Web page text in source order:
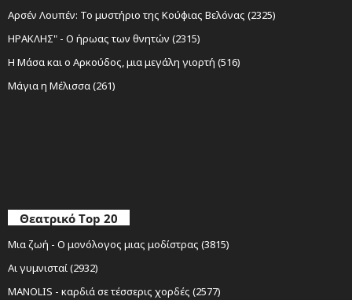
Αρσέν Λουπέν: Το μυστήριο της Κούφιας Βελόνας (2325)
ΗΡΑΚΛΗΣ" - Ο ήρωας των θνητών (2315)
Η Μάσα και ο Αρκούδος, μια μεγάλη γιορτή (516)
Μάγια η Μέλισσα (261)
Θεατρικό Top 20
Μια ζωή - Ο μονόλογος μιας μοδίστρας (3815)
Αι γυμνισταί (2932)
MANOLIS - καρδιά σε τέσσερις χορδές (2577)